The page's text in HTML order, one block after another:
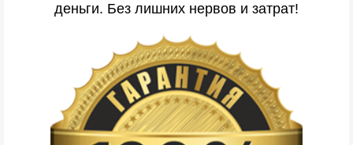
деньги. Без лишних нервов и затрат!